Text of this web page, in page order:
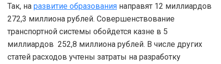
Так, на развитие образования направят 12 миллиардов
272,3 миллиона рублей. Совершенствование
транспортной системы обойдется казне в 5
миллиардов 252,8 миллиона рублей. В числе других
статей расходов учтены затраты на разработку